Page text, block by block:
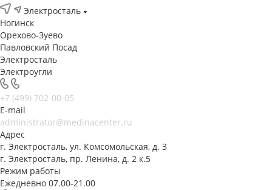
Электросталь
Ногинск
Орехово-Зуево
Павловский Посад
Электросталь
Электроугли
+7 (499) 702-00-05
E-mail
administrator@medinacenter.ru
Адрес
г. Электросталь, ул. Комсомольская, д. 3
г. Электросталь, пр. Ленина, д. 2 к.5
Режим работы
Ежедневно 07.00-21.00